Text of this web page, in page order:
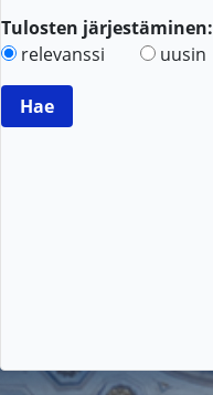
Tulosten järjestäminen:
relevanssi
uusin